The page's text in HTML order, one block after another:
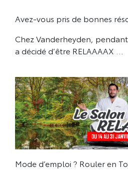
Avez-vous pris de bonnes
Chez Vanderheyden,
a décidé d’être RELAAAAX …
Mode d’emploi ? Rouler en